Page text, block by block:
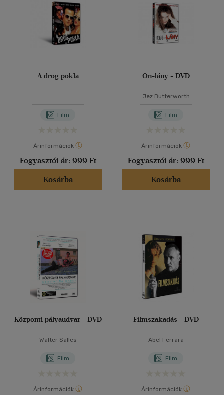
A drog pokla
Film
Árinformációk
Fogyasztói ár: 999 Ft
Kosárba
On-lány - DVD
Jez Butterworth
Film
Árinformációk
Fogyasztói ár: 999 Ft
Kosárba
Központi pályaudvar - DVD
Walter Salles
Film
Árinformációk
Filmszakadás - DVD
Abel Ferrara
Film
Árinformációk